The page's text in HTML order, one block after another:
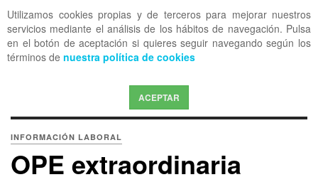
Utilizamos cookies propias y de terceros para mejorar nuestros
servicios mediante el análisis de los hábitos de navegación. Pulsa
en el botón de aceptación si quieres seguir navegando según los
términos de nuestra política de cookies
ACEPTAR
OFF CANVAS
INFORMACIÓN LABORAL
OPE extraordinaria